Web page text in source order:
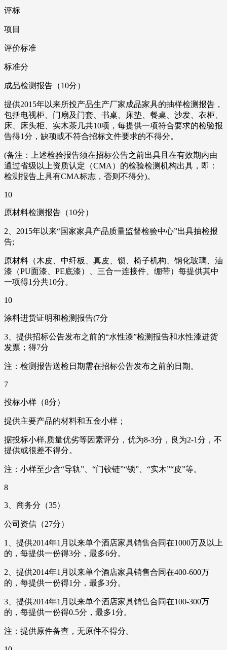
评标
项目
评价标准
标准分
成品检测报告（10分）
提供2015年以来所投产品生产厂家成品家具的抽样检测报告，
包括电视柜、门扇及门套、书桌、床垫、餐桌、沙发、衣柜、
床、床头柜、实木茶几共10项，每提供一项符合要求的检验报
告得1分，缺项或不符合招标文件要求的不得分。
(备注：上述检验报告须在招标公告之前出具且在有效期内由
通过省级以上资质认定（CMA）的检验检测机构出具，即：
检测报告上具有CMA标志，否则不得分)。
10
原材料检测报告（10分）
2、2015年以来“国家家具产品质量监督检验中心”出具抽检报
告;
原材料（木皮、中纤板、真皮、锁、椅子机构、钢化玻璃、油
漆（PU面漆、PE底漆）、三合一连接件、绷带）每提供其中
一项得1分共10分。
10
涂料进货证明和检测报告(7分
3、提供招标公告发布之前的“水性漆”检测报告和水性漆进货
发票；得7分
注：检测报告送检日期需在招标公告发布之前的日期。
7
投标小样（8分）
提供主要产品的材料和五金小样；
据投标小样,质量优劣等因素评分，优为8-3分，良为2-1分，不
提供或很差不得分。
注：小样至少含“导轨”、“门铰链”“锁”、“实木”“皮”等。
8
3、商务分（35）
公司资信（27分）
1、提供2014年1月以来单个酒店家具销售合同在1000万及以上
的，每提供一份得3分，最多6分。
2、提供2014年1月以来单个酒店家具销售合同在400-600万
的，每提供一份得1分，最多3分。
3、提供2014年1月以来单个酒店家具销售合同在100-300万
的，每提供一份得0.5分，最多1分。
注：提供原件备查，无原件不得分。